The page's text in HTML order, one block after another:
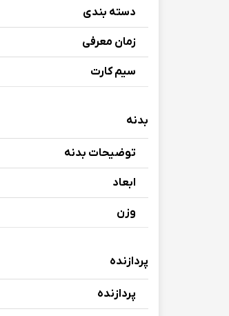
دسته بندی
زمان معرفی
سیم کارت
بدنه
توضیحات بدنه
ابعاد
وزن
پردازنده
پردازنده‌